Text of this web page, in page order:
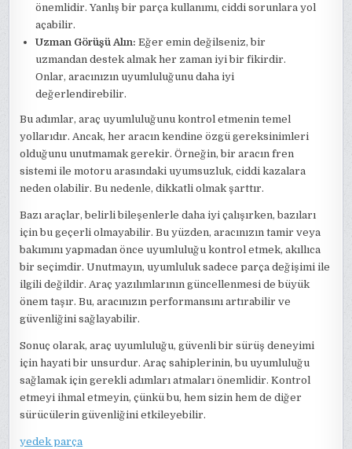
önemlidir. Yanlış bir parça kullanımı, ciddi sorunlara yol
açabilir.
Uzman Görüşü Alın: Eğer emin değilseniz, bir
uzmandan destek almak her zaman iyi bir fikirdir.
Onlar, aracınızın uyumluluğunu daha iyi
değerlendirebilir.
Bu adımlar, araç uyumluluğunu kontrol etmenin temel
yollarıdır. Ancak, her aracın kendine özgü gereksinimleri
olduğunu unutmamak gerekir. Örneğin, bir aracın fren
sistemi ile motoru arasındaki uyumsuzluk, ciddi kazalara
neden olabilir. Bu nedenle, dikkatli olmak şarttır.
Bazı araçlar, belirli bileşenlerle daha iyi çalışırken, bazıları
için bu geçerli olmayabilir. Bu yüzden, aracınızın tamir veya
bakımını yapmadan önce uyumluluğu kontrol etmek, akıllıca
bir seçimdir. Unutmayın, uyumluluk sadece parça değişimi ile
ilgili değildir. Araç yazılımlarının güncellenmesi de büyük
önem taşır. Bu, aracınızın performansını artırabilir ve
güvenliğini sağlayabilir.
Sonuç olarak, araç uyumluluğu, güvenli bir sürüş deneyimi
için hayati bir unsurdur. Araç sahiplerinin, bu uyumluluğu
sağlamak için gerekli adımları atmaları önemlidir. Kontrol
etmeyi ihmal etmeyin, çünkü bu, hem sizin hem de diğer
sürücülerin güvenliğini etkileyebilir.
yedek parça